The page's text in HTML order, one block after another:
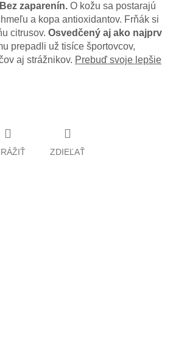
zaparenín. O kožu sa postarajú
a kopa antioxidantov. Frňák si
citrusov. Osvedčený aj ako najprv
prepadli už tisíce športovcov,
aj strážnikov. Prebuď svoje lepšie
ZDIEĽAŤ